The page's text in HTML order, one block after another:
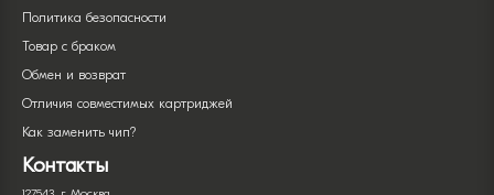
Политика безопасности
Товар с браком
Обмен и возврат
Отличия совместимых картриджей
Как заменить чип?
Контакты